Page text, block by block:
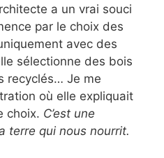
a un vrai souci
par le choix des
avec des
sélectionne des bois
recyclés… Je me
où elle expliquait
choix. C’est une
terre qui nous nourrit.